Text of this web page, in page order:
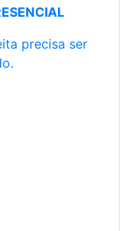
precisa ser